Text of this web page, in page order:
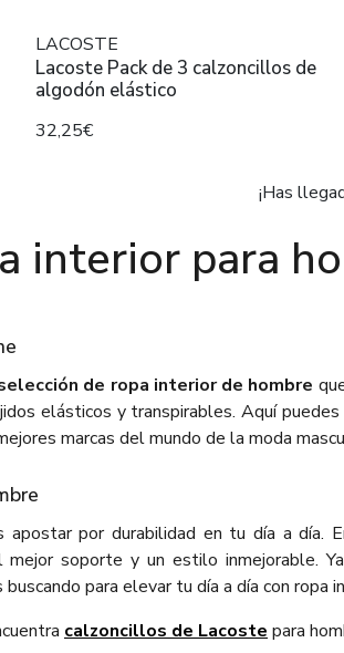
LACOSTE
Lacoste Pack de 3 calzoncillos de
algodón elástico
32,25€
¡Has
interior para
de ropa interior de hombre
elásticos y transpirables. Aquí
marcas del mundo de la moda
apostar por durabilidad en tu día a día.
soporte y un estilo inmejorable.
para elevar tu día a día con ropa
calzoncillos de Lacoste para